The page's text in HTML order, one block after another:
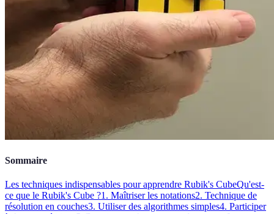
Sommaire
Les techniques indispensables pour apprendre Rubik's CubeQu'est-
ce que le Rubik's Cube ?1. Maîtriser les notations2. Technique de
résolution en couches3. Utiliser des algorithmes simples4. Participer